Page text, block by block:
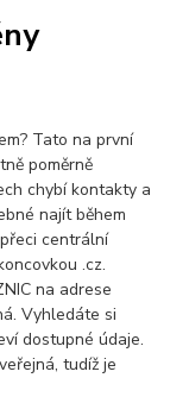
Tato na první
poměrně
chybí kontakty a
najít během
centrální
.cz.
na adrese
Vyhledáte si
dostupné údaje.
tudíž je